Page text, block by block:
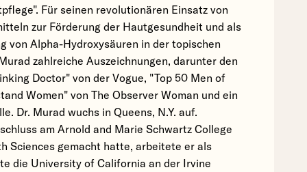
Für seinen revolutionären Einsatz von
zur Förderung der Hautgesundheit und als
von Alpha-Hydroxysäuren in der topischen
zahlreiche Auszeichnungen, darunter den
Doctor" von der Vogue, "Top 50 Men of
Women" von The Observer Woman und ein
Dr. Murad wuchs in Queens, N.Y. auf.
am Arnold and Marie Schwartz College
Sciences gemacht hatte, arbeitete er als
die University of California an der Irvine